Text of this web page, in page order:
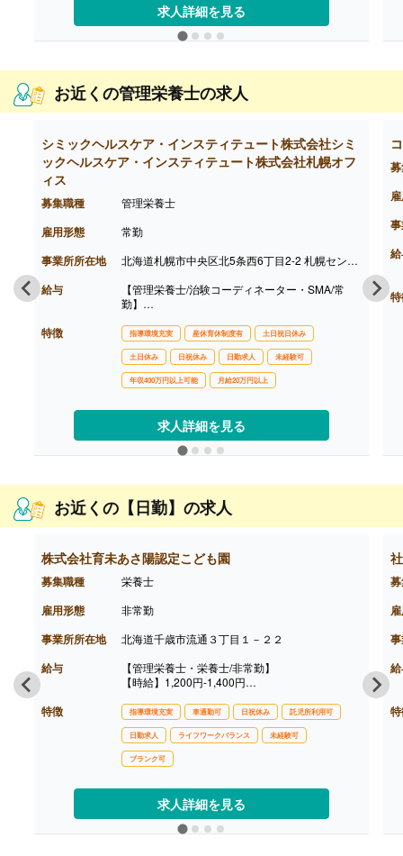
【昇給】あり（1時間あたり25円）※前年度実績
【退職金】なし
求人詳細を見る
お近くの管理栄養士の求人
シミックヘルスケア・インスティテュート株式会社シミ
ックヘルスケア・インスティテュート株式会社札幌オフ
ィス
募集職種 管理栄養士
雇用形態 常勤
事業所所在地 北海道札幌市中央区北5条西6丁目2-2 札幌センタービル13F
給与
【管理栄養士/治験コーディネーター・SMA/常
勤】
【年収】4,510,000円-5,000,000円
基本給＋CRC手当（入社月より付与）
※経験者の場合は経験により異なります。
※契約社員は年収の1/12を月々の給与として支給
します。
【賞与】年2回・計4.40ヶ月分
【通勤手当】通勤定期代は不支給。かかった交通
費は都度実費精算
特徴 指導環境充実 産休育休制度有 土日祝日休み
土日休み 日祝休み 日勤求人 未経験可
年収400万円以上可能 月給20万円以上
求人詳細を見る
お近くの【日勤】の求人
株式会社育未あさ陽認定こども園
募集職種 栄養士
雇用形態 非常勤
事業所所在地 北海道千歳市流通３丁目１－２２
給与
【管理栄養士・栄養士/非常勤】
【時給】1,200円-1,400円
・研修手当 500円/回 ※園指示の講習受講時
・育児手当 上限20,000円 ※子の保育料の1/2
・キャリアアップ手当 研修受講し修了で1科目
1,000円アップ
【賞与】なし
【昇給】あり ※前年度実績なし
【退職金】なし
特徴 指導環境充実 車通勤可 日祝休み 託児所利用可
日勤求人 ライフワークバランス 未経験可
ブランク可
求人詳細を見る